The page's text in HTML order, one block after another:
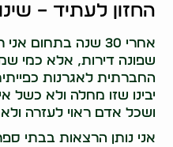
החזון לעתיד –
אחרי 30 שנה
שפונה דירות, אלא כמי
החברתית לאגרנות
יבינו שזו מחלה ולא כשל
ושכל אדם ראוי לעזרה ולא
אני נותן הרצאות בבתי